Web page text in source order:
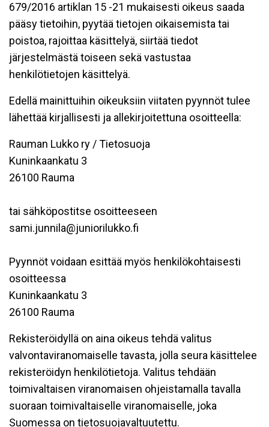
679/2016 artiklan 15 -21 mukaisesti oikeus saada
pääsy tietoihin, pyytää tietojen oikaisemista tai
poistoa, rajoittaa käsittelyä, siirtää tiedot
järjestelmästä toiseen sekä vastustaa
henkilötietojen käsittelyä.
Edellä mainittuihin oikeuksiin viitaten pyynnöt tulee
lähettää kirjallisesti ja allekirjoitettuna osoitteella:
Rauman Lukko ry / Tietosuoja
Kuninkaankatu 3
26100 Rauma
tai sähköpostitse osoitteeseen
sami.junnila@juniorilukko.fi
Pyynnöt voidaan esittää myös henkilökohtaisesti
osoitteessa
Kuninkaankatu 3
26100 Rauma
Rekisteröidyllä on aina oikeus tehdä valitus
valvontaviranomaiselle tavasta, jolla seura käsittelee
rekisteröidyn henkilötietoja. Valitus tehdään
toimivaltaisen viranomaisen ohjeistamalla tavalla
suoraan toimivaltaiselle viranomaiselle, joka
Suomessa on tietosuojavaltuutettu.